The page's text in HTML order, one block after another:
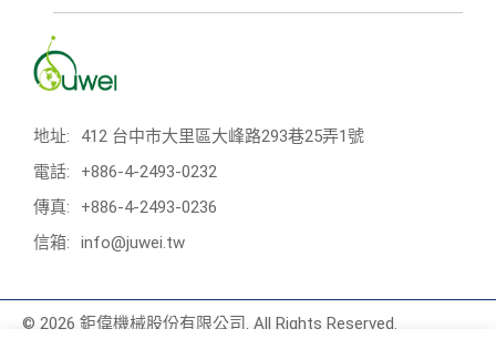
地址:
412 台中市大里區大峰路293巷25弄1號
電話:
+886-4-2493-0232
傳真:
+886-4-2493-0236
信箱:
info@juwei.tw
© 2026 鉅偉機械股份有限公司. All Rights Reserved.